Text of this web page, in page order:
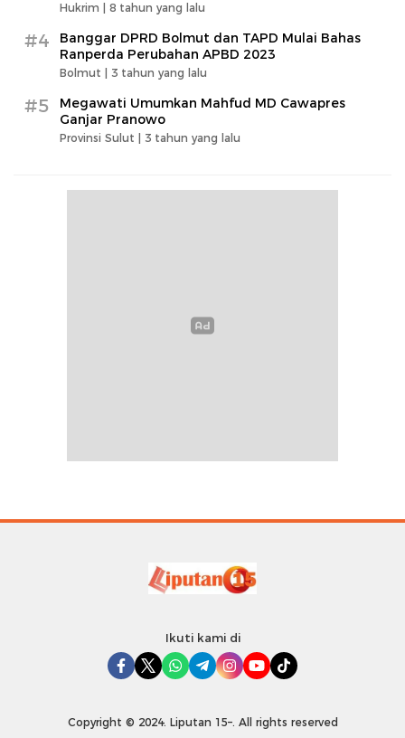
Hukrim | 8 tahun yang lalu
#4
Banggar DPRD Bolmut dan TAPD Mulai Bahas
Ranperda Perubahan APBD 2023
Bolmut | 3 tahun yang lalu
#5
Megawati Umumkan Mahfud MD Cawapres
Ganjar Pranowo
Provinsi Sulut | 3 tahun yang lalu
Ikuti kami di
Copyright © 2024. Liputan 15–. All rights reserved